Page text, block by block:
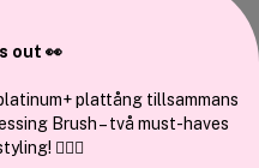
innehållet och
de sociala medier och annons-
Dessa kan i sin tur
som du har
out 👀
plattång tillsammans
Brush – två must-haves
💇‍♀️✨